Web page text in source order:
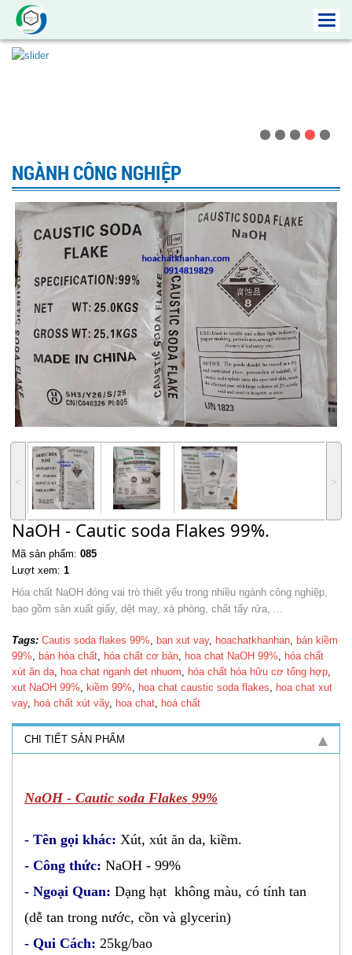
NGÀNH CÔNG NGHIỆP
˂ ˃
NaOH - Cautic soda Flakes 99%.
Mã sản phẩm: 085
Lượt xem: 1
Hóa chất NaOH đóng vai trò thiết yếu trong nhiều ngành công nghiệp,
bao gồm sản xuất giấy, dệt may, xà phòng, chất tẩy rửa, ...
Tags: Cautis soda flakes 99% ban xut vay, hoachatkhanhan
bán ki​ềm
99%
bán hóa ch​ất hóa chất cơ b​ản hoa chat NaOH 99%
hóa chất
xút ​ăn da
hoa chat nganh det nhuom hóa chất hóa hữu cơ tổng h​ợp
xut NaOH 99%
kiềm 99% hoa chat caustic soda flakes
hoa chat xut
vay, hoá chất xút vãy, hoa chat hoá chất
CHI TIẾT SẢN PHẨM
NaOH - Cautic soda Flakes 99%
- Tên gọi khác: Xút, xút ăn da, kiềm.
- Công thức: NaOH - 99%
- Ngoại Quan: Dạng hạt không màu, có tính tan
(dễ tan trong nước, cồn và glycerin)
- Qui Cách: 25kg/bao